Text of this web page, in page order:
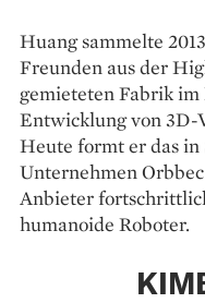
Huang sammelte
Freunden aus der
gemieteten Fabrik
Entwicklung von 3D-
Heute formt er das in
Unternehmen
Anbieter
humanoide Roboter.